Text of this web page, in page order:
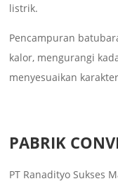
listrik.
Pencampuran
kalor, mengurangi
menyesuaikan
PABRIK
PT Ranadityo Sukses